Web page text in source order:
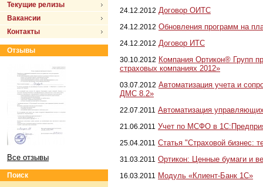
Текущие релизы
Вакансии
Контакты
Отзывы
Все отзывы
Поиск
24.12.2012 Договор ОИТС
24.12.2012 Обновления программ на
24.12.2012 Договор ИТС
30.10.2012 Компания Ортикон® Групп
страховых компаниях 2012»
03.07.2012 Автоматизация учета и
ДМС 8.2»
22.07.2011 Автоматизация
21.06.2011 Учет по МСФО в
25.04.2011 Статья "Страховой бизнес:
31.03.2011 Ортикон: Ценные бумаги и
16.03.2011 Модуль «Клиент-Банк 1С»